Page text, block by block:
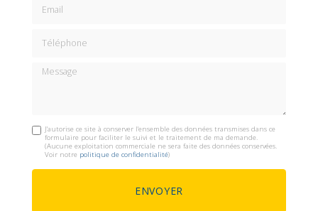
Message
J'autorise ce site à conserver l'ensemble des données transmises dans ce
formulaire pour faciliter le suivi et le traitement de ma demande.
(Aucune exploitation commerciale ne sera faite des données conservées.
Voir notre politique de confidentialité)